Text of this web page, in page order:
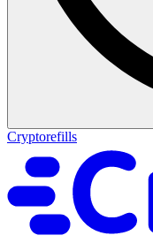
Cryptorefills